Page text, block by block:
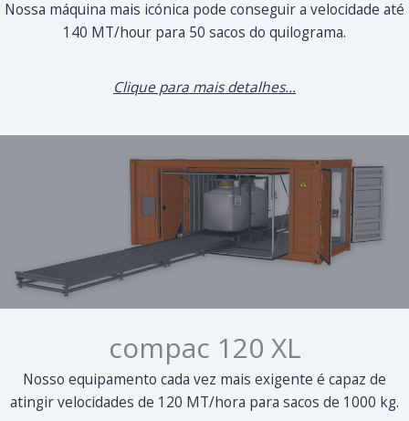
Nossa máquina mais icónica pode conseguir a velocidade até
140 MT/hour para 50 sacos do quilograma.
Clique para mais detalhes...
compac 120 XL
Nosso equipamento cada vez mais exigente é capaz de
atingir velocidades de 120 MT/hora para sacos de 1000 kg.